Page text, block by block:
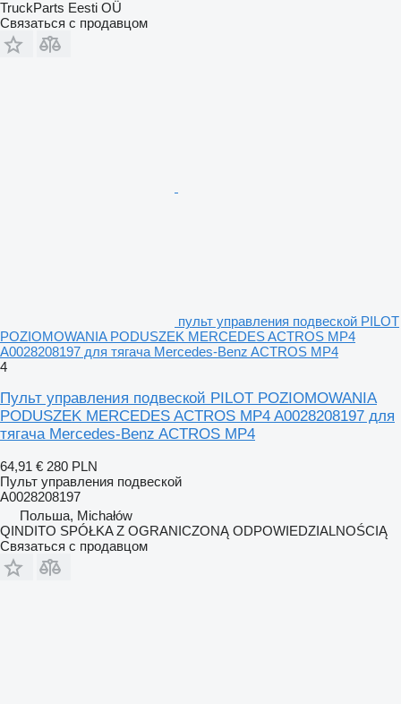
TruckParts Eesti OÜ
Связаться с продавцом
пульт управления подвеской PILOT
POZIOMOWANIA PODUSZEK MERCEDES ACTROS MP4
A0028208197 для тягача Mercedes-Benz ACTROS MP4
4
Пульт управления подвеской PILOT POZIOMOWANIA
PODUSZEK MERCEDES ACTROS MP4 A0028208197 для
тягача Mercedes-Benz ACTROS MP4
64,91 € 280 PLN
Пульт управления подвеской
A0028208197
Польша, Michałów
QINDITO SPÓŁKA Z OGRANICZONĄ ODPOWIEDZIALNOŚCIĄ
Связаться с продавцом